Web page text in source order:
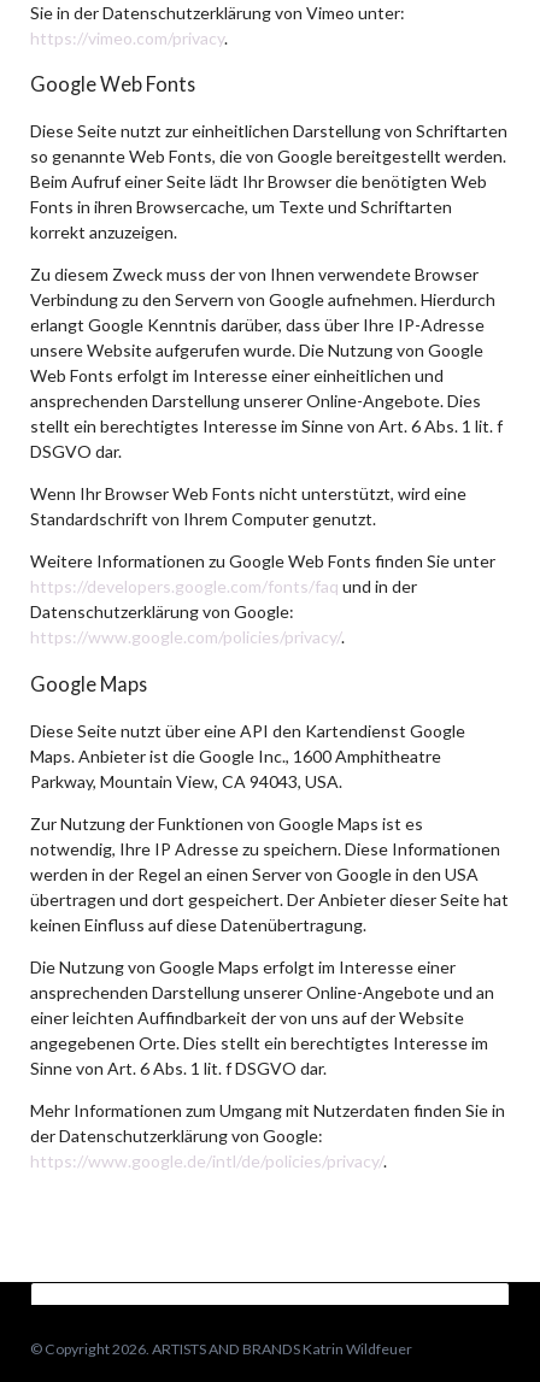
Sie in der Datenschutzerklärung von Vimeo unter:
https://vimeo.com/privacy.
Google Web Fonts
Diese Seite nutzt zur einheitlichen Darstellung von Schriftarten
so genannte Web Fonts, die von Google bereitgestellt werden.
Beim Aufruf einer Seite lädt Ihr Browser die benötigten Web
Fonts in ihren Browsercache, um Texte und Schriftarten
korrekt anzuzeigen.
Zu diesem Zweck muss der von Ihnen verwendete Browser
Verbindung zu den Servern von Google aufnehmen. Hierdurch
erlangt Google Kenntnis darüber, dass über Ihre IP-Adresse
unsere Website aufgerufen wurde. Die Nutzung von Google
Web Fonts erfolgt im Interesse einer einheitlichen und
ansprechenden Darstellung unserer Online-Angebote. Dies
stellt ein berechtigtes Interesse im Sinne von Art. 6 Abs. 1 lit. f
DSGVO dar.
Wenn Ihr Browser Web Fonts nicht unterstützt, wird eine
Standardschrift von Ihrem Computer genutzt.
Weitere Informationen zu Google Web Fonts finden Sie unter
https://developers.google.com/fonts/faq und in der
Datenschutzerklärung von Google:
https://www.google.com/policies/privacy/.
Google Maps
Diese Seite nutzt über eine API den Kartendienst Google
Maps. Anbieter ist die Google Inc., 1600 Amphitheatre
Parkway, Mountain View, CA 94043, USA.
Zur Nutzung der Funktionen von Google Maps ist es
notwendig, Ihre IP Adresse zu speichern. Diese Informationen
werden in der Regel an einen Server von Google in den USA
übertragen und dort gespeichert. Der Anbieter dieser Seite hat
keinen Einfluss auf diese Datenübertragung.
Die Nutzung von Google Maps erfolgt im Interesse einer
ansprechenden Darstellung unserer Online-Angebote und an
einer leichten Auffindbarkeit der von uns auf der Website
angegebenen Orte. Dies stellt ein berechtigtes Interesse im
Sinne von Art. 6 Abs. 1 lit. f DSGVO dar.
Mehr Informationen zum Umgang mit Nutzerdaten finden Sie in
der Datenschutzerklärung von Google:
https://www.google.de/intl/de/policies/privacy/.
© Copyright 2026. ARTISTS AND BRANDS Katrin Wildfeuer